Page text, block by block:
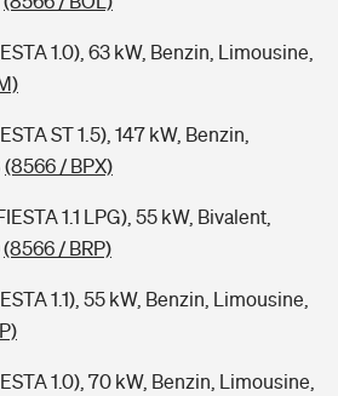
1.0), 63 kW, Benzin, Limousine,
ST 1.5), 147 kW, Benzin,
(8566 / BPX)
1.1 LPG), 55 kW, Bivalent,
(8566 / BRP)
1.1), 55 kW, Benzin, Limousine,
1.0), 70 kW, Benzin, Limousine,